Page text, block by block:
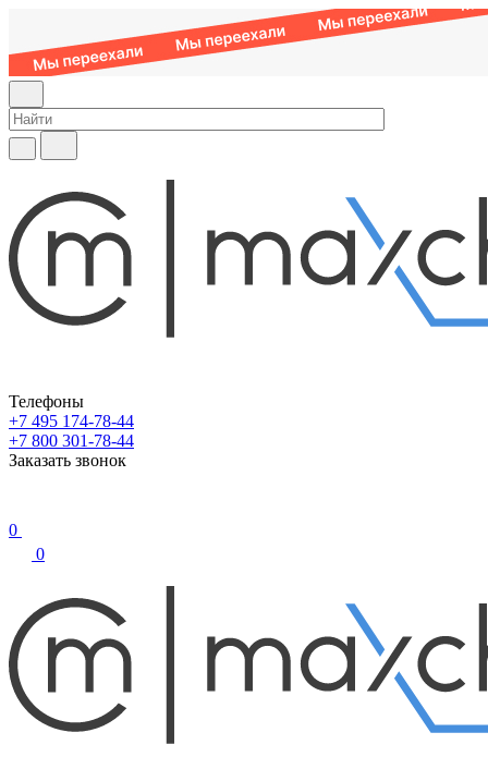
Телефоны
+7 495 174-78-44
+7 800 301-78-44
Заказать звонок
0
0